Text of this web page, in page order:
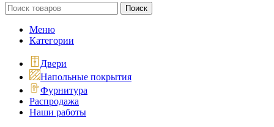
Поиск
Меню
Категории
Двери
Напольные покрытия
Фурнитура
Распродажа
Наши работы